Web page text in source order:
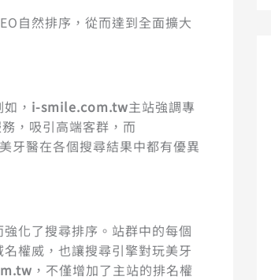
自然排序，從而達到全面擴大
， i-smile.com.tw主站強調專
，吸引高端客群，而
牙醫在各個搜尋結果中都有優異
化了搜尋排序。站群中的每個
權威，也讓搜尋引擎對玩美牙
，不僅增加了主站的排名權